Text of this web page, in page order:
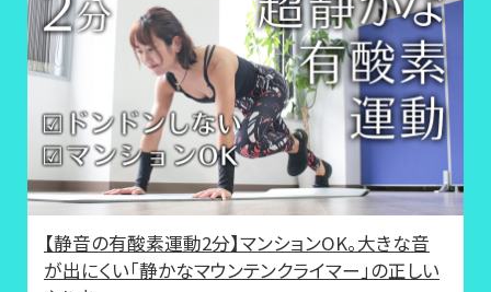
【静音の有酸素運動2分】マンションOK。大きな音
が出にくい「静かなマウンテンクライマー」の正しい